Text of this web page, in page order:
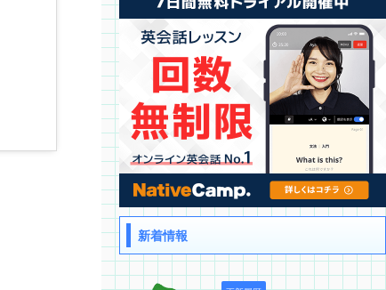
新着情報